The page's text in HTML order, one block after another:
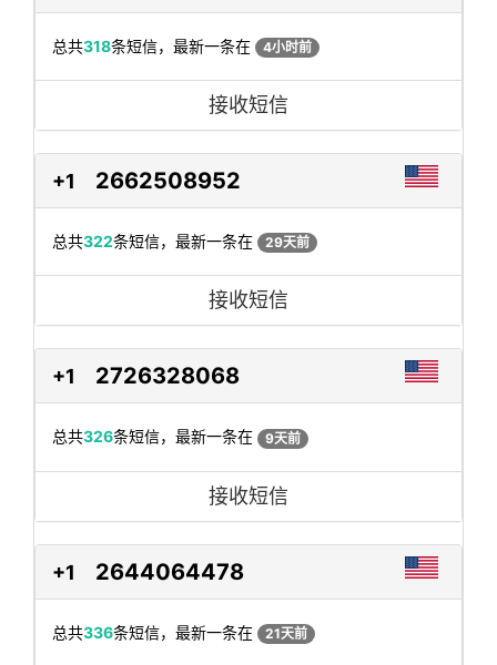
总共318条短信，最新一条在 4小时前
接收短信
+1 2662508952
总共322条短信，最新一条在 29天前
接收短信
+1 2726328068
总共326条短信，最新一条在 9天前
接收短信
+1 2644064478
总共336条短信，最新一条在 21天前